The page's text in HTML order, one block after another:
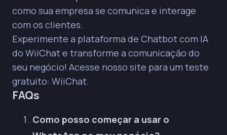
como sua empresa se comunica e interage
com os clientes.
Experimente a plataforma de Chatbot com IA
do WiiChate transforme a comunicação do
seu negócio! Acesse nosso site para um teste
gratuito: WiiChat.
FAQs
Como posso começar a usar o